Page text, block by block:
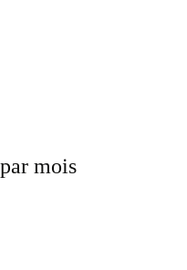
mois